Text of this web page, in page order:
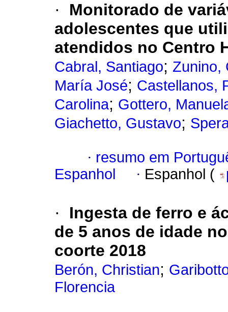
·
Monitorado de
adolescentes que
atendidos no Centro
Cabral, Santiago; Zunino,
María José; Castellanos,
Carolina; Gottero,
Giachetto, Gustavo;
· resumo em
Espanhol
· Espanhol (
·
Ingesta de ferro e
de 5 anos de idade
coorte 2018
Berón, Christian;
Florencia